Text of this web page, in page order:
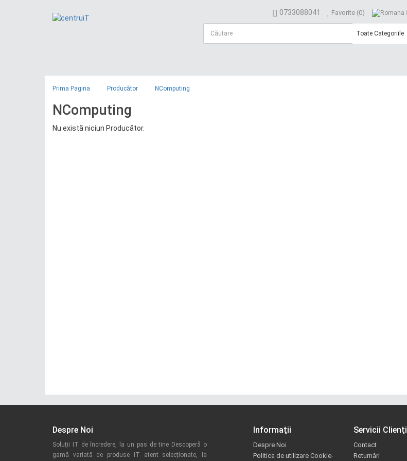
0733088041 Favorite (0)
Prima Pagina Producător NComputing
NComputing
Nu există niciun Producător.
Despre Noi
Soluții IT de încredere, la un pas de tine Descoperă o
gamă variată de produse IT atent selecționate, la
Informaţii
Despre Noi
Politica de utilizare Cookie-
Servicii Clienţi
Contact
Returnări